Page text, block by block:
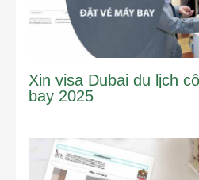
Xin visa Dubai du lịch
bay 2025